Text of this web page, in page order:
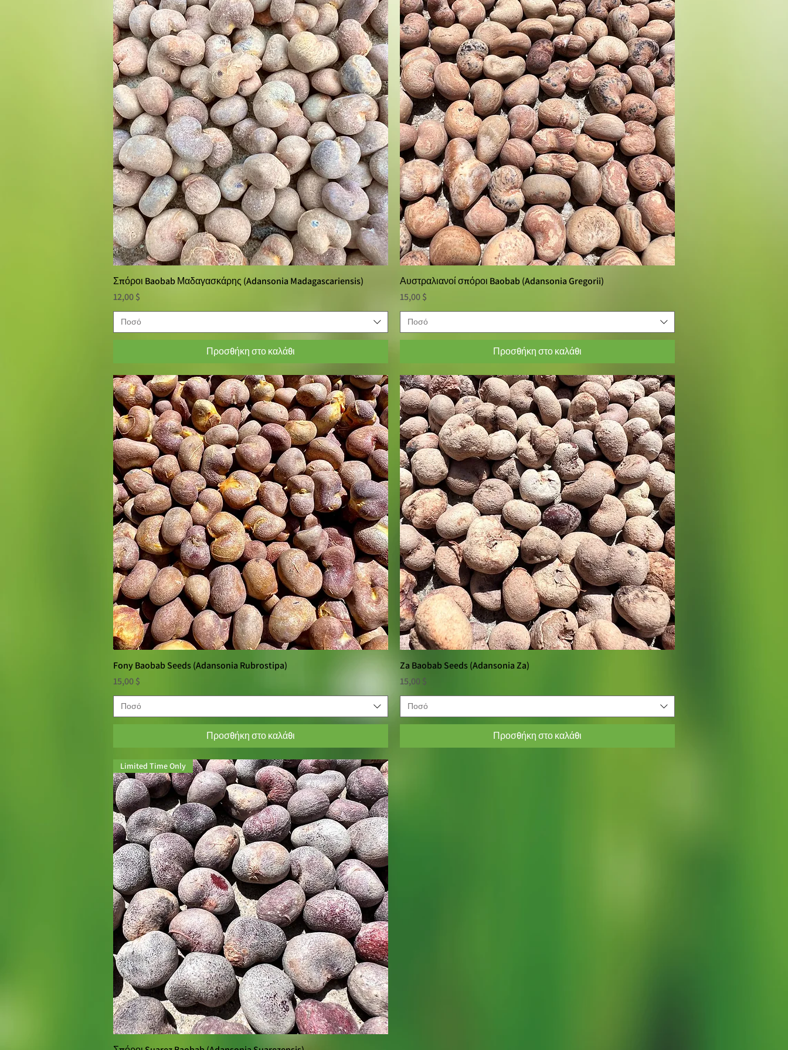
Γρήγορη προβολή
Σπόροι Baobab Μαδαγασκάρης (Adansonia Madagascariensis)
Τιμή
12,00 $
Ποσό
Προσθήκη στο καλάθι
Γρήγορη προβολή
Αυστραλιανοί σπόροι Baobab (Adansonia Gregorii)
Τιμή
15,00 $
Ποσό
Προσθήκη στο καλάθι
Γρήγορη προβολή
Fony Baobab Seeds (Adansonia Rubrostipa)
Τιμή
15,00 $
Ποσό
Προσθήκη στο καλάθι
Γρήγορη προβολή
Za Baobab Seeds (Adansonia Za)
Τιμή
15,00 $
Ποσό
Προσθήκη στο καλάθι
Limited Time Only